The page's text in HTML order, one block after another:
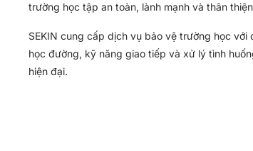
trường học tập an toàn, lành mạnh và thân
SEKIN cung cấp dịch vụ bảo vệ trường học
học đường, kỹ năng giao tiếp và xử lý tình
hiện đại.